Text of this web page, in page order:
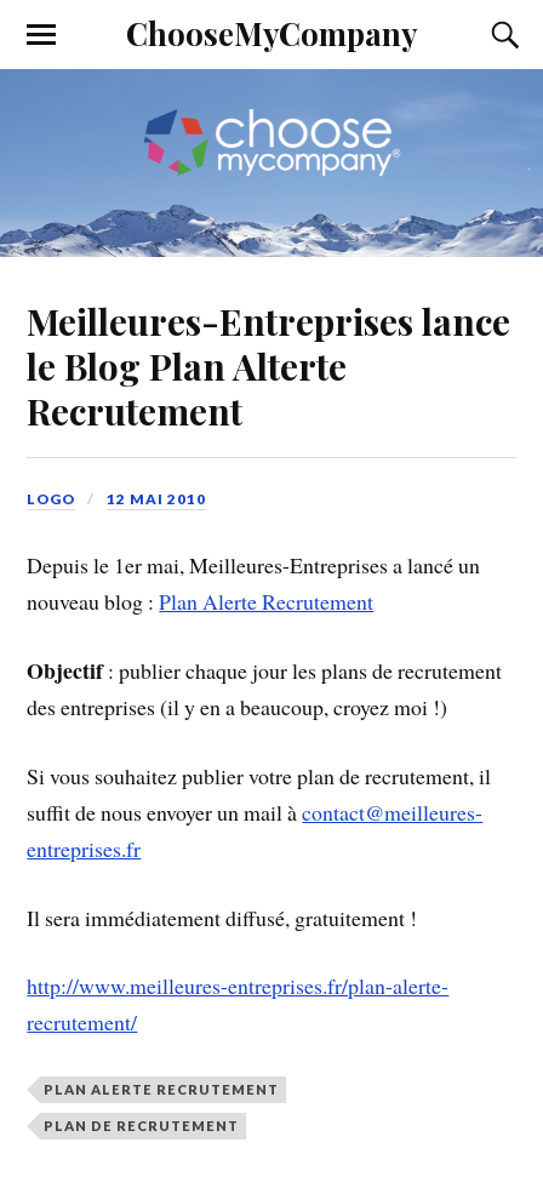
ChooseMyCompany
Meilleures-Entreprises lance
le Blog Plan Alterte
Recrutement
LOGO 12 MAI 2010
Depuis le 1er mai, Meilleures-Entreprises a lancé un
nouveau blog :Plan Alerte Recrutement
Objectif: publier chaque jour les plans de recrutement
des entreprises (il y en a beaucoup, croyez moi !)
Si vous souhaitez publier votre plan de recrutement, il
suffit de nous envoyer un mail àcontact@meilleures-
entreprises.fr
Il sera immédiatement diffusé, gratuitement !
http://www.meilleures-entreprises.fr/plan-alerte-
recrutement/
PLAN ALERTE RECRUTEMENT
PLAN DE RECRUTEMENT